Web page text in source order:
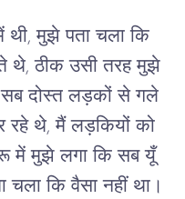
थी, मुझे पता चला कि
ठीक उसी तरह मुझे
दोस्त लड़कों से गले
रहे थे, मैं लड़कियों को
में मुझे लगा कि सब यूँ
कि वैसा नहीं था।